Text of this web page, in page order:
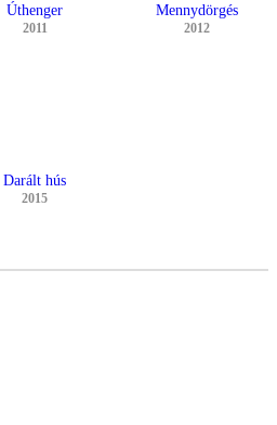
Úthenger
2011
Mennydörgés
2012
Darált hús
2015